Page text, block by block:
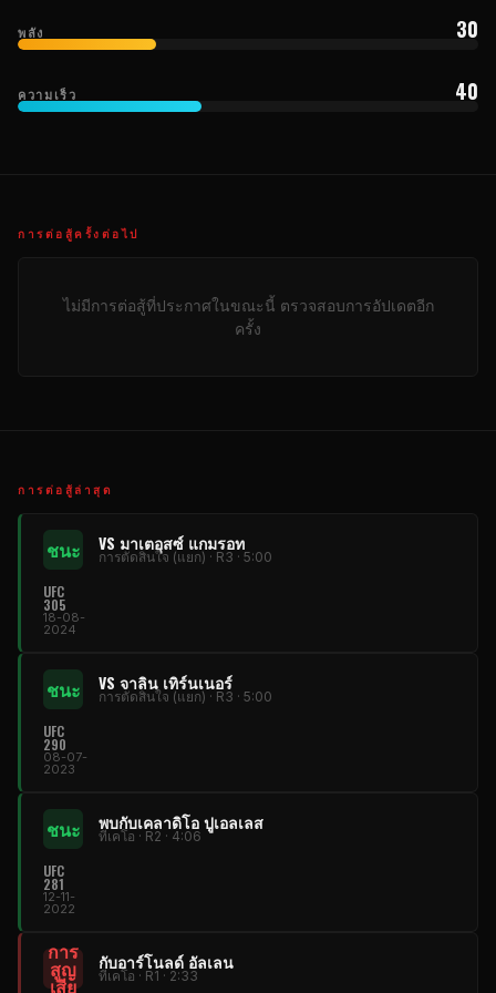
พลัง 30
ความเร็ว 40
การต่อสู้ครั้งต่อไป
ไม่มีการต่อสู้ที่ประกาศในขณะนี้ ตรวจสอบการอัปเดตอีก
ครั้ง
การต่อสู้ล่าสุด
ชนะ VS มาเตอุสซ์ แกมรอท
การตัดสินใจ (แยก) · R3 · 5:00
UFC
305
18-08-
2024
ชนะ VS จาลิน เทิร์นเนอร์
การตัดสินใจ (แยก) · R3 · 5:00
UFC
290
08-07-
2023
ชนะ พบกับเคลาดิโอ ปูเอลเลส
ทีเคโอ · R2 · 4:06
UFC
281
12-11-
2022
การ
สูญ
เสีย
กับอาร์โนลด์ อัลเลน
ทีเคโอ · R1 · 2:33